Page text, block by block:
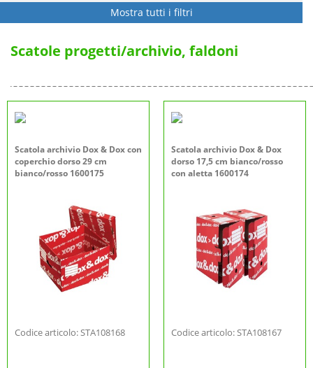
Mostra tutti i filtri
Scatole progetti/archivio, faldoni
Scatola archivio Dox & Dox con
coperchio dorso 29 cm
bianco/rosso 1600175
Codice articolo: STA108168
Scatola archivio Dox & Dox
dorso 17,5 cm bianco/rosso
con aletta 1600174
Codice articolo: STA108167